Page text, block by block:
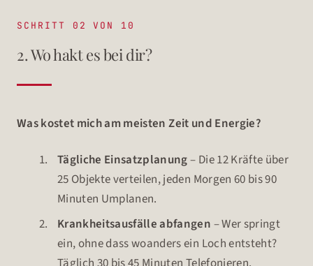
SCHRITT 02 VON 10
2. Wo hakt es bei dir?
Was kostet mich am meisten Zeit und Energie?
Tägliche Einsatzplanung– Die 12 Kräfte über
25 Objekte verteilen, jeden Morgen 60 bis 90
Minuten Umplanen.
Krankheitsausfälle abfangen – Wer springt
ein, ohne dass woanders ein Loch entsteht?